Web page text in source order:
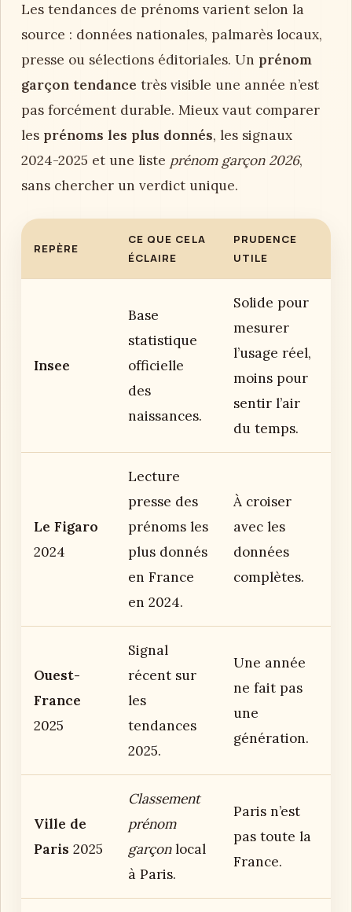
Les tendances de prénoms varient selon la
source : données nationales, palmarès locaux,
presse ou sélections éditoriales. Un prénom
garçon tendance très visible une année n’est
pas forcément durable. Mieux vaut comparer
les prénoms les plus donnés, les signaux
2024-2025 et une liste prénom garçon 2026,
sans chercher un verdict unique.
REPÈRE
CE QUE CELA
ÉCLAIRE
PRUDENCE
UTILE
Insee
Base
statistique
officielle
des
naissances.
Solide pour
mesurer
l’usage réel,
moins pour
sentir l’air
du temps.
Le Figaro
2024
Lecture
presse des
prénoms les
plus donnés
en France
en 2024.
À croiser
avec les
données
complètes.
Ouest-
France
2025
Signal
récent sur
les
tendances
2025.
Une année
ne fait pas
une
génération.
Ville de
Paris 2025
Classement
prénom
garçonlocal
à Paris.
Paris n’est
pas toute la
France.